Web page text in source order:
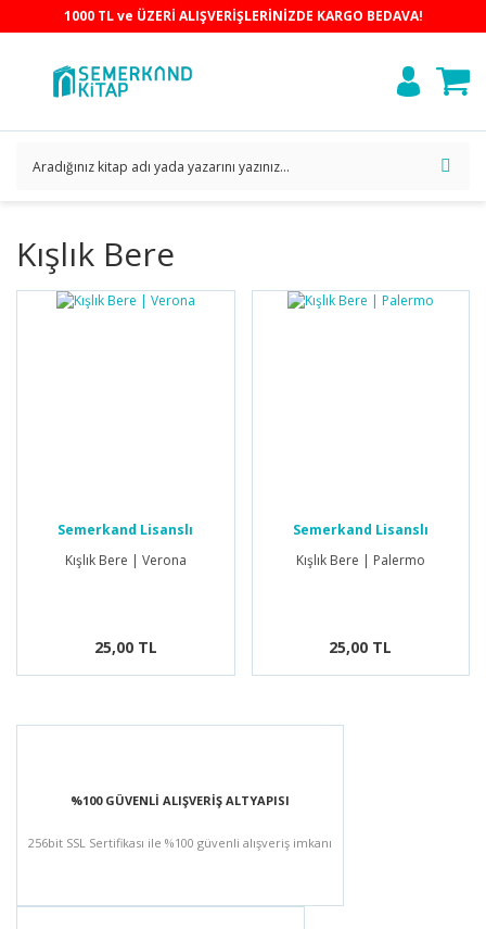
1000 TL ve ÜZERİ ALIŞVERİŞLERİNİZDE KARGO BEDAVA!
Kışlık Bere
Semerkand Lisanslı
Ürünler
Kışlık Bere | Verona
25,00 TL
Semerkand Lisanslı
Ürünler
Kışlık Bere | Palermo
25,00 TL
%100 GÜVENLİ ALIŞVERİŞ ALTYAPISI
256bit SSL Sertifikası ile %100 güvenli alışveriş imkanı